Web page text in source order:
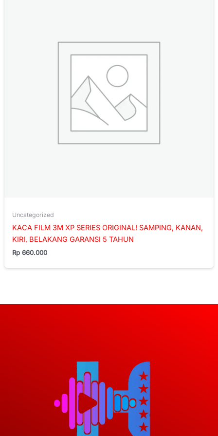
Uncategorized
KACA FILM 3M XP SERIES ORIGINAL! SAMPING, KANAN,
KIRI, BELAKANG GARANSI 5 TAHUN
Rp 660.000